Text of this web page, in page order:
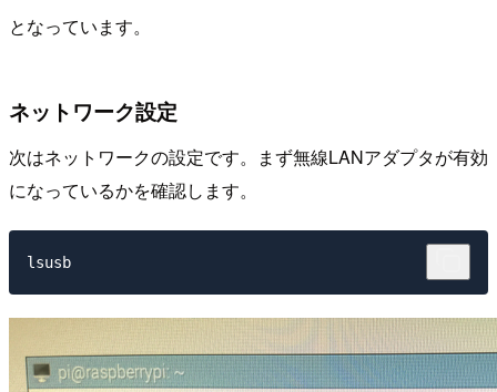
となっています。
ネットワーク設定
次はネットワークの設定です。まず無線LANアダプタが有効
になっているかを確認します。